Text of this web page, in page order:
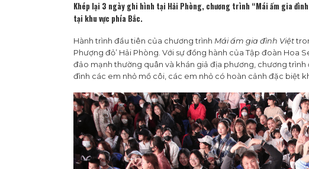
Khép lại 3 ngày ghi hình tại Hải Phòng, chương trình “Mái ấm gia
tại khu vực phía Bắc.
Hành trình đầu tiên của chương trình Mái ấm gia đình Việt
Phượng đỏ’ Hải Phòng. Với sự đồng hành của Tập đoàn Hoa
đảo mạnh thường quân và khán giả địa phương, chương trình
đình các em nhỏ mồ côi, các em nhỏ có hoàn cảnh đặc biệt